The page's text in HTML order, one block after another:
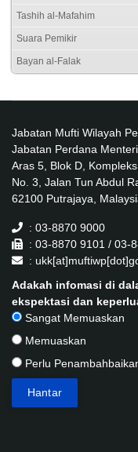
Tashih al-Mafahim
Suara Pemikir
Bayan al-Falak
Jabatan Mufti Wilayah
Jabatan Perdana Menteri
Aras 5, Blok D,
No. 3, Jalan Tun Abdul
62100 Putrajaya,
: 03-8870 9000
: 03-8870 9101 / 03-
:
Adakah infomasi di
ekspektasi dan
Sangat Memuaskan
Memuaskan
Perlu